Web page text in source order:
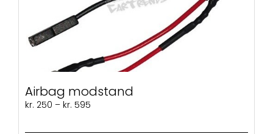
Airbag modstand
kr. 250 – kr. 595